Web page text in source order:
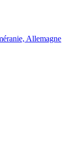
Allemagne